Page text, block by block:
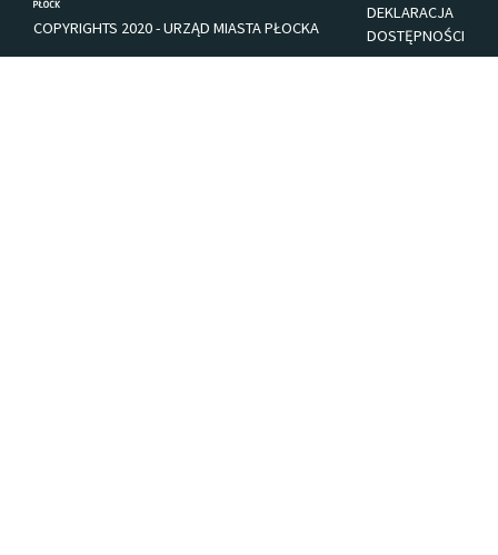
COPYRIGHTS 2020 - URZĄD MIASTA PŁOCKA
DEKLARACJA
DOSTĘPNOŚCI